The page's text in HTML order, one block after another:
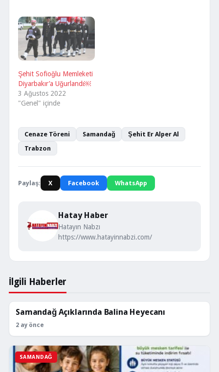
Şehit Sofioğlu Memleketi
Diyarbakır’a Uğurlandı￼
3 Ağustos 2022
"Genel" içinde
Cenaze Töreni Samandağ
Şehit Er Alper Al
Trabzon
Paylaş: X Facebook WhatsApp
Hatay Haber
Hatayın Nabzı
https://www.hatayinnabzi.com/
İlgili Haberler
SAMANDAĞ
Samandağ Açıklarında Balina Heyecanı
2 ay önce
SAMANDAĞ